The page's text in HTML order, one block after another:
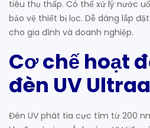
tiêu thụ thấp. Có thể xử lý nước
bảo vệ thiết bị lọc. Dễ dàng lắp
cho gia đình và doanh nghiệp.
Cơ chế hoạt
đèn UV
Đèn UV phát tia cực tím từ 200